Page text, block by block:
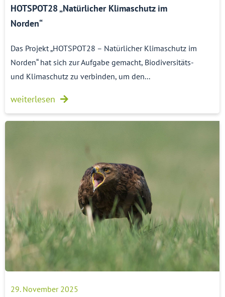
HOTSPOT28 „Natürlicher Klimaschutz im
Norden“
Das Projekt „HOTSPOT28 – Natürlicher Klimaschutz im
Norden“ hat sich zur Aufgabe gemacht, Biodiversitäts-
und Klimaschutz zu verbinden, um den...
weiterlesen
29. November 2025